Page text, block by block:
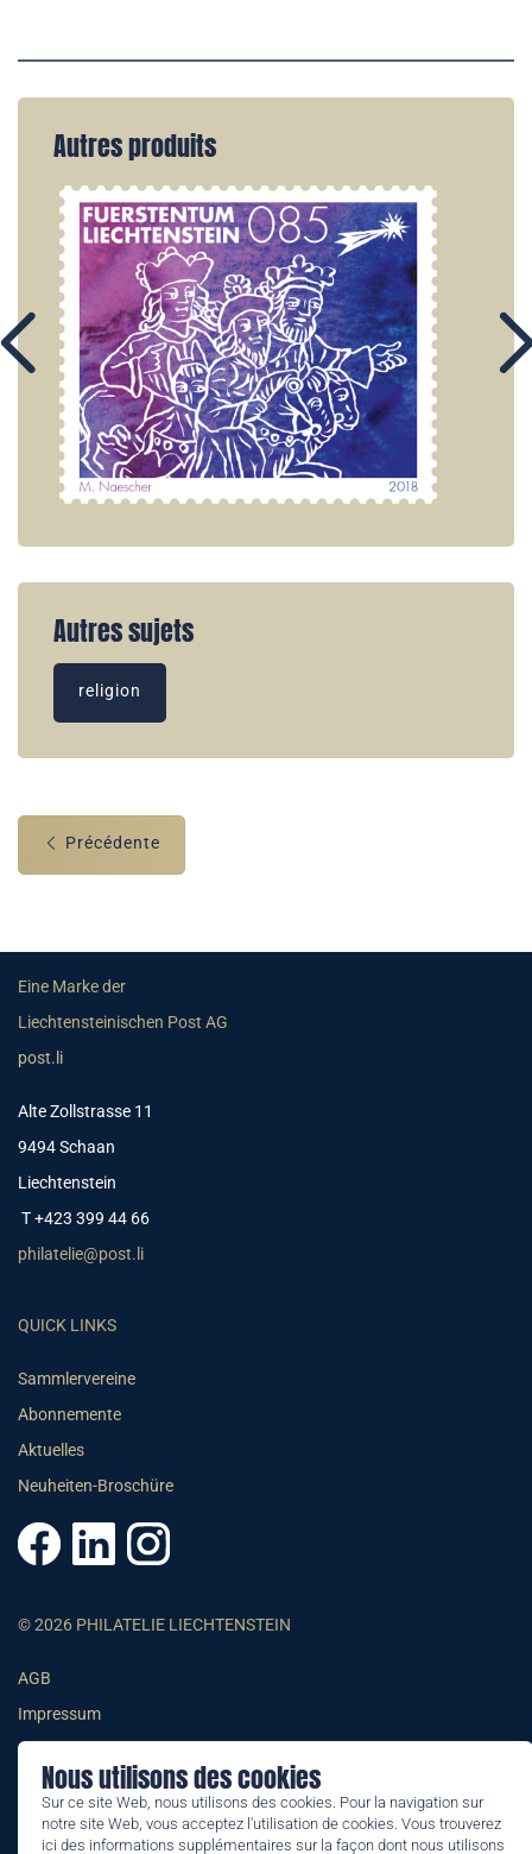
Nous utilisons des cookies
Sur ce site Web, nous utilisons des cookies. Pour la navigation sur
notre site Web, vous acceptez l'utilisation de cookies. Vous trouverez
ici des informations supplémentaires sur la façon dont nous utilisons
Autres produits
Autres sujets
religion
Précédente
Eine Marke der
Liechtensteinischen Post AG
post.li
Alte Zollstrasse 11
9494 Schaan
Liechtenstein
T +423 399 44 66
philatelie@post.li
QUICK LINKS
Sammlervereine
Abonnemente
Aktuelles
Neuheiten-Broschüre
© 2026 PHILATELIE LIECHTENSTEIN
AGB
Impressum
Datenschutzerklärung